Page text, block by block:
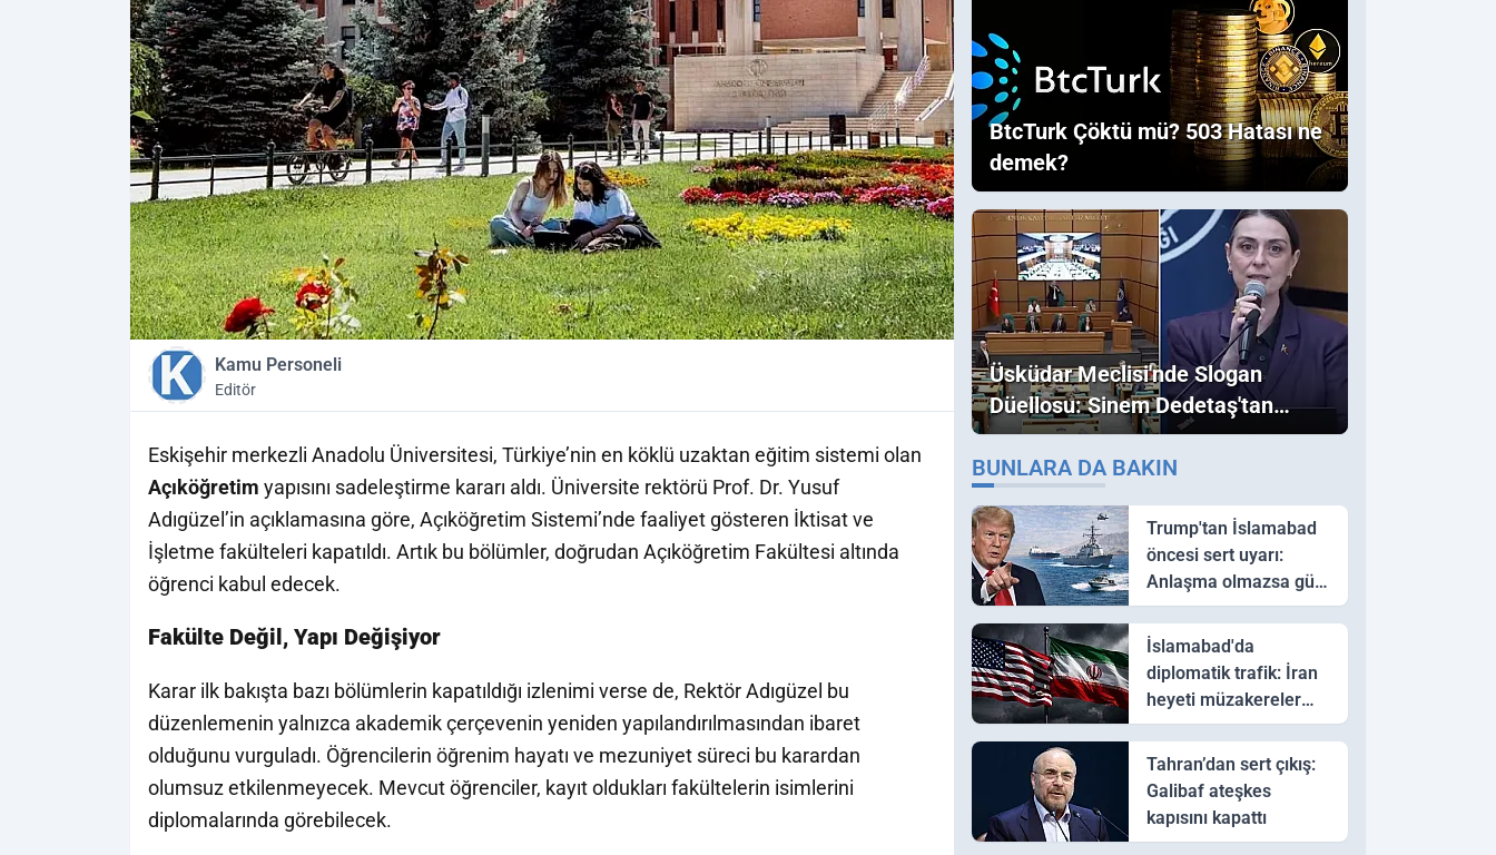
Kamu Personeli
Editör
Eskişehir merkezli Anadolu Üniversitesi, Türkiye’nin en köklü uzaktan eğitim sistemi olan
Açıköğretim yapısını sadeleştirme kararı aldı. Üniversite rektörü Prof. Dr. Yusuf
Adıgüzel’in açıklamasına göre, Açıköğretim Sistemi’nde faaliyet gösteren İktisat ve
İşletme fakülteleri kapatıldı. Artık bu bölümler, doğrudan Açıköğretim Fakültesi altında
öğrenci kabul edecek.
Fakülte Değil, Yapı Değişiyor
Karar ilk bakışta bazı bölümlerin kapatıldığı izlenimi verse de, Rektör Adıgüzel bu
düzenlemenin yalnızca akademik çerçevenin yeniden yapılandırılmasından ibaret
olduğunu vurguladı. Öğrencilerin öğrenim hayatı ve mezuniyet süreci bu karardan
olumsuz etkilenmeyecek. Mevcut öğrenciler, kayıt oldukları fakültelerin isimlerini
diplomalarında görebilecek.
BtcTurk Çöktü mü? 503 Hatası ne
demek?
Üsküdar Meclisi'nde Slogan
Düellosu: Sinem Dedetaş'tan
Ezber Bozan "Erdoğan" ve
"İmamoğlu" Çıkışı!
BUNLARA DA BAKIN
Trump'tan İslamabad
öncesi sert uyarı:
Anlaşma olmazsa güç
kullanırız
İslamabad'da
diplomatik trafik: İran
heyeti müzakereler
için Pakistan'a ulaştı
Tahran’dan sert çıkış:
Galibaf ateşkes
kapısını kapattı